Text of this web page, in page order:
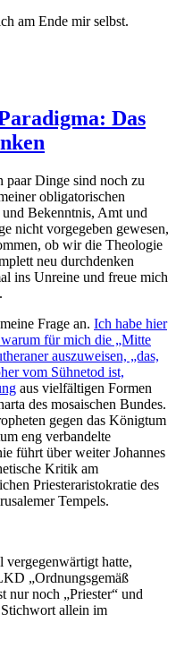
am Ende mir selbst.
Das
paar Dinge sind noch zu
obligatorischen
Bekenntnis, Amt und
nicht vorgegeben gewesen,
ob wir die Theologie
neu durchdenken
ins Unreine und freue mich
Frage an. Ich habe hier
für mich die „Mitte
auszuweisen, „das,
vom Sühnetod ist,
aus vielfältigen Formen
des mosaischen Bundes.
gegen das Königtum
eng verbandelte
führt über weiter Johannes
Kritik am
Priesteraristokratie des
Tempels.
vergegenwärtigt hatte,
„Ordnungsgemäß
nur noch „Priester“ und
allein im